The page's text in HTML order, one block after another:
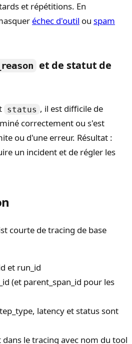
et répétitions. En
échec d'outil ou spam
et de statut de
status , il est difficile de
correctement ou s'est
ou d'une erreur. Résultat :
un incident et de régler les
courte de tracing de base
et run_id
(et parent_span_id pour les
latency et status sont
le tracing avec nom du tool